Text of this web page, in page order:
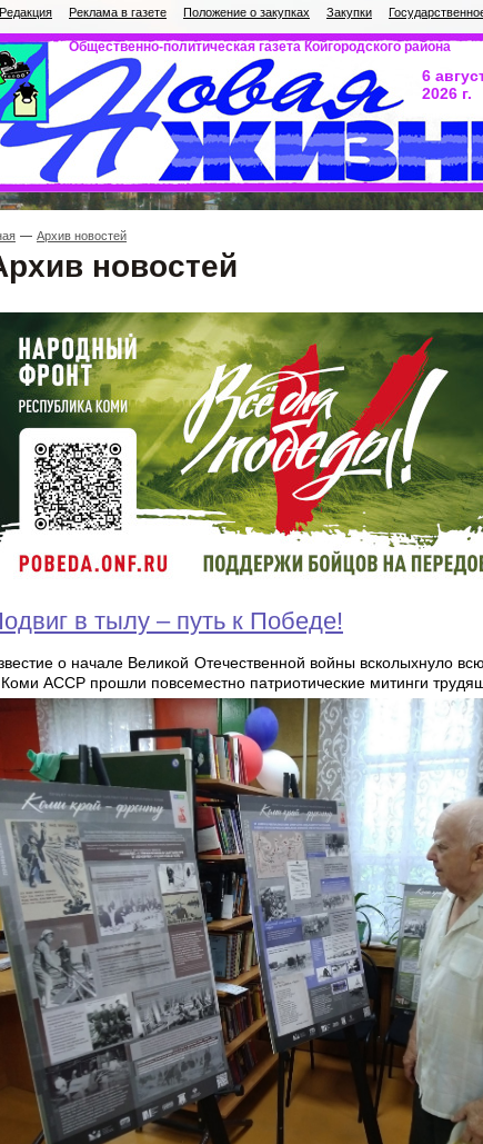
Редакция Реклама в газете Положение о закупках Закупки
Общественно-политическая газета Койгородского района
6
2026 г.
Архив новостей
новостей
в тылу – путь к Победе!
о начале Великой Отечественной войны всколыхнуло всю
АССР прошли повсеместно патриотические митинги